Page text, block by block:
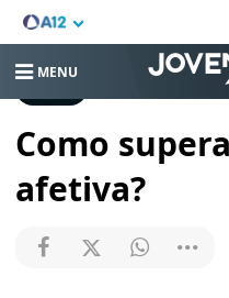
MENU
Como
afetiva?